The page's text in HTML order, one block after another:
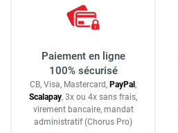
Paiement en ligne
100% sécurisé
CB, Visa, Mastercard, PayPal ,
Scalapay, 3x ou 4x sans frais,
virement bancaire, mandat
administratif (Chorus Pro)